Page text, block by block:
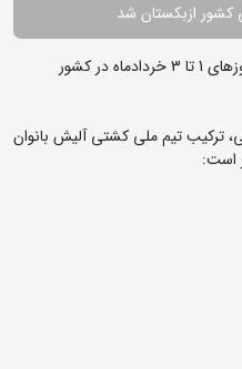
کشور ازبکستان شد
رقابت های کشتی آلیش قهرمانی آسیا روزهای 1 تا 3 خردادماه در کشور
ترکیب تیم ملی کشتی آلیش بانوان
است: